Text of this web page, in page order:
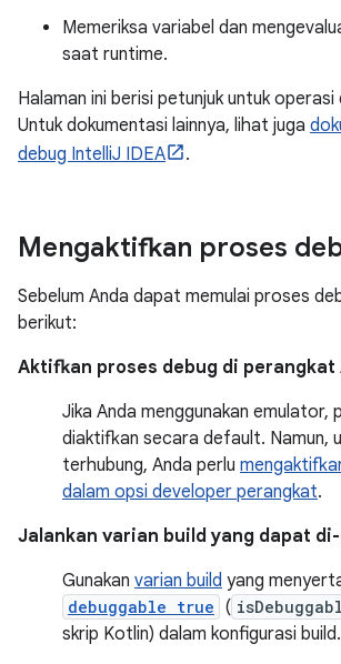
Memeriksa variabel dan
saat runtime.
Halaman ini berisi petunjuk untuk
Untuk dokumentasi lainnya, lihat juga
debug IntelliJ IDEA
.
Mengaktifkan proses
Sebelum Anda dapat memulai proses
berikut:
Aktifkan proses debug di perangkat
Jika Anda menggunakan emulator,
diaktifkan secara default. Namun,
terhubung, Anda perlu
dalam opsi developer perangkat.
Jalankan varian build yang dapat
Gunakan varian build yang
debuggable true (
skrip Kotlin) dalam konfigurasi build.